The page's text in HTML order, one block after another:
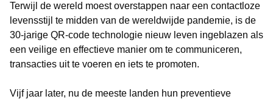
Terwijl de wereld moest overstappen naar een contactloze
levensstijl te midden van de wereldwijde pandemie, is de
30-jarige QR-code technologie nieuw leven ingeblazen als
een veilige en effectieve manier om te communiceren,
transacties uit te voeren en iets te promoten.
Vijf jaar later, nu de meeste landen hun preventieve